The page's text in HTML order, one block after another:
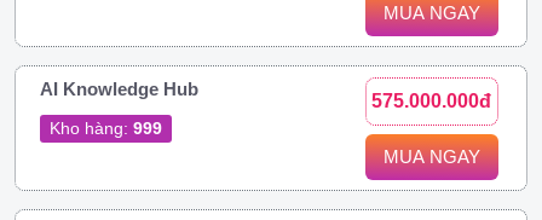
MUA NGAY
AI Knowledge Hub
Kho hàng: 999
575.000.000đ
MUA NGAY